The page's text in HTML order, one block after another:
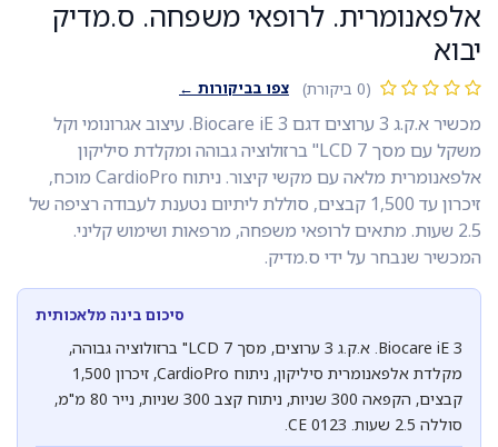
אלפאנומרית. לרופאי משפחה. ס.מדיק
יבוא
(0 ביקורת) צפו בביקורות ←
מכשיר א.ק.ג 3 ערוצים דגם Biocare iE 3. עיצוב אגרונומי וקל
משקל עם מסך LCD 7" ברזולוציה גבוהה ומקלדת סיליקון
אלפאנומרית מלאה עם מקשי קיצור. ניתוח CardioPro מוכח,
זיכרון עד 1,500 קבצים, סוללת ליתיום נטענת לעבודה רציפה של
2.5 שעות. מתאים לרופאי משפחה, מרפאות ושימוש קליני.
המכשיר שנבחר על ידי ס.מדיק.
סיכום בינה מלאכותית
Biocare iE 3. א.ק.ג 3 ערוצים, מסך LCD 7" ברזולוציה גבוהה,
מקלדת אלפאנומרית סיליקון, ניתוח CardioPro, זיכרון 1,500
קבצים, הקפאה 300 שניות, ניתוח קצב 300 שניות, נייר 80 מ"מ,
סוללה 2.5 שעות. CE 0123.